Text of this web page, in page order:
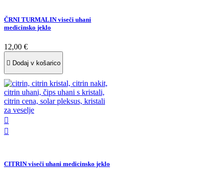
ČRNI TURMALIN viseči uhani
medicinsko jeklo
12,00 €
 Dodaj v košarico


CITRIN viseči uhani medicinsko jeklo